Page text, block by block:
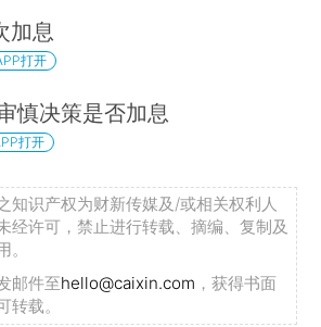
加息
打开
慎决策是否加息
打开
知识产权为财新传媒及/或相关权利人
经许可，禁止进行转载、摘编、复制及
邮件至hello@caixin.com ，获得书面
转载。